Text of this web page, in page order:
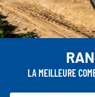
LA MEILLEURE